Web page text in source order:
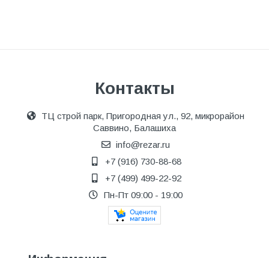
Контакты
ТЦ строй парк, Пригородная ул., 92, микрорайон
Саввино, Балашиха
info@rezar.ru
+7 (916) 730-88-68
+7 (499) 499-22-92
Пн-Пт 09:00 - 19:00